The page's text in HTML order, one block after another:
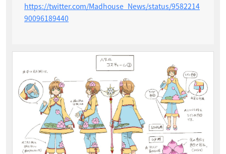
https://twitter.com/Madhouse_News/status/9582214
90096189440